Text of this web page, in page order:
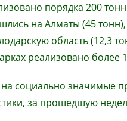
порядка 200
на Алматы (45
область (12,3
реализовано более
социально значимые
за прошедшую